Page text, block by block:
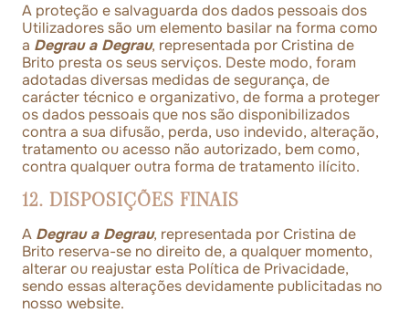
A proteção e salvaguarda dos dados pessoais dos
Utilizadores são um elemento basilar na forma como
a Degrau a Degrau, representada por Cristina de
Brito presta os seus serviços. Deste modo, foram
adotadas diversas medidas de segurança, de
carácter técnico e organizativo, de forma a proteger
os dados pessoais que nos são disponibilizados
contra a sua difusão, perda, uso indevido, alteração,
tratamento ou acesso não autorizado, bem como,
contra qualquer outra forma de tratamento ilícito.
12. DISPOSIÇÕES FINAIS
A Degrau a Degrau, representada por Cristina de
Brito reserva-se no direito de, a qualquer momento,
alterar ou reajustar esta Política de Privacidade,
sendo essas alterações devidamente publicitadas no
nosso website.